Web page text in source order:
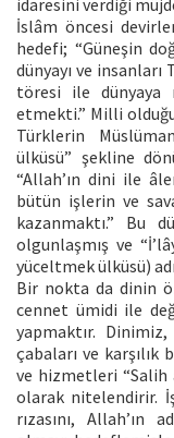
İslâm öncesi
hedefi; “Güneşin
dünyayı ve
töresi ile dünyaya
etmekti.” Milli
Türklerin
ülküsü” şekline
“Allah’ın dini ile
bütün işlerin ve
kazanmaktı.” Bu
olgunlaşmış ve
yüceltmek ülküsü)
Bir nokta da dinin
cennet ümidi ile
yapmaktır.
çabaları ve karşılık
ve hizmetleri “Salih
olarak nitelendirir.
rızasını, Allah’ın